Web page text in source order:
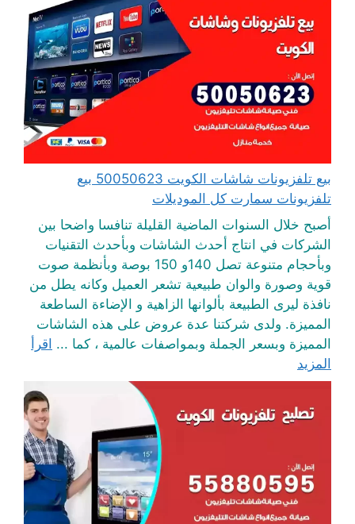
بيع تلفزيونات شاشات الكويت 50050623 بيع
تلفزيونات سمارت كل الموديلات
أصبح خلال السنوات الماضية القليلة تنافسا واضحا بين
الشركات في انتاج أحدث الشاشات وبأحدث التقنيات
وبأحجام متنوعة تصل 140و 150 بوصة وبأنظمة صوت
قوية وصورة والوان طبيعية تشعر العميل وكانه يطل من
نافذة ليرى الطبيعة بألوانها الزاهية و الإضاءة الساطعة
المميزة. ولدى شركتنا عدة عروض على هذه الشاشات
المميزة وبسعر الجملة وبمواصفات عالمية ، كما ... اقرأ
المزيد